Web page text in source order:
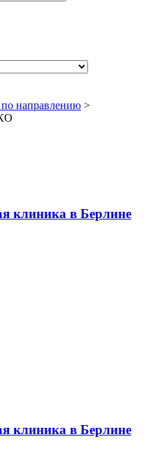
направлению >
клиника в Берлине
клиника в Берлине